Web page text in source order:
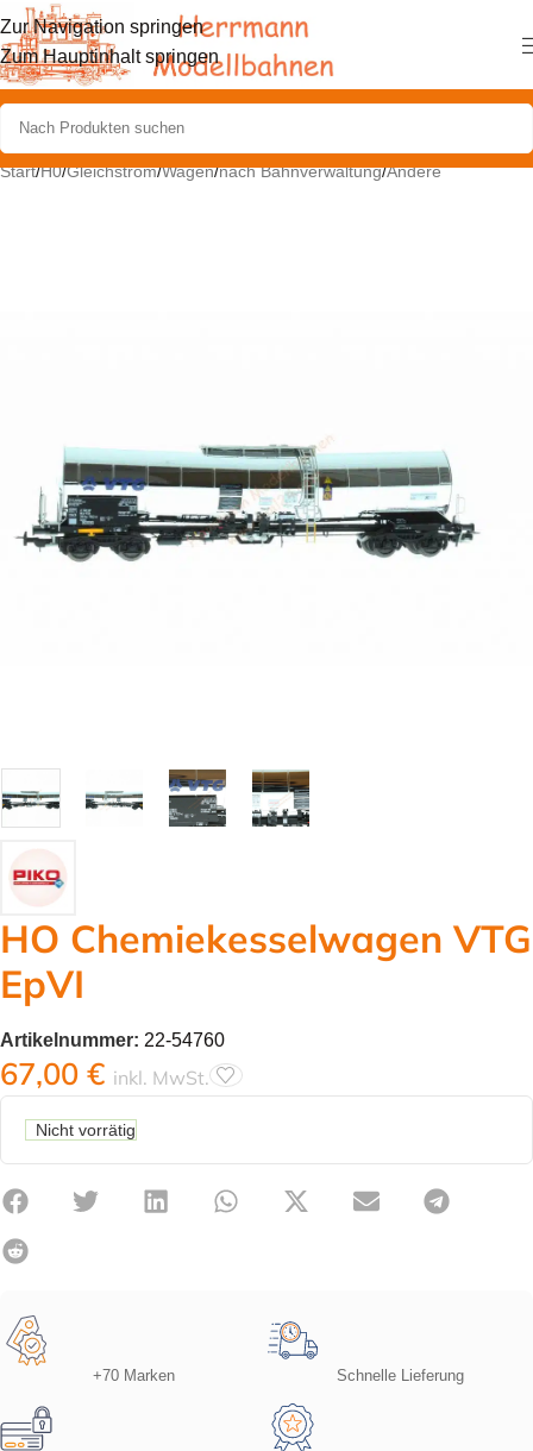
Zur Navigation springen
Zum Hauptinhalt springen
Start/H0/Gleichstrom/Wagen/nach Bahnverwaltung/Andere
HO Chemiekesselwagen VTG
EpVI
Artikelnummer: 22-54760
67,00 € inkl. MwSt.
Nicht vorrätig
+70 Marken Schnelle Lieferung